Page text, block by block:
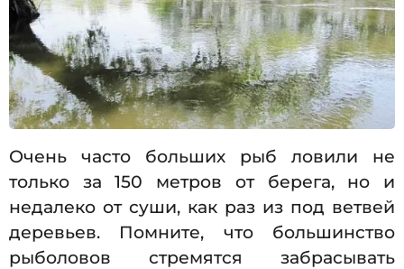
Очень часто больших рыб ловили не
только за 150 метров от берега, но и
недалеко от суши, как раз из под ветвей
деревьев. Помните, что большинство
рыболовов стремятся забрасывать